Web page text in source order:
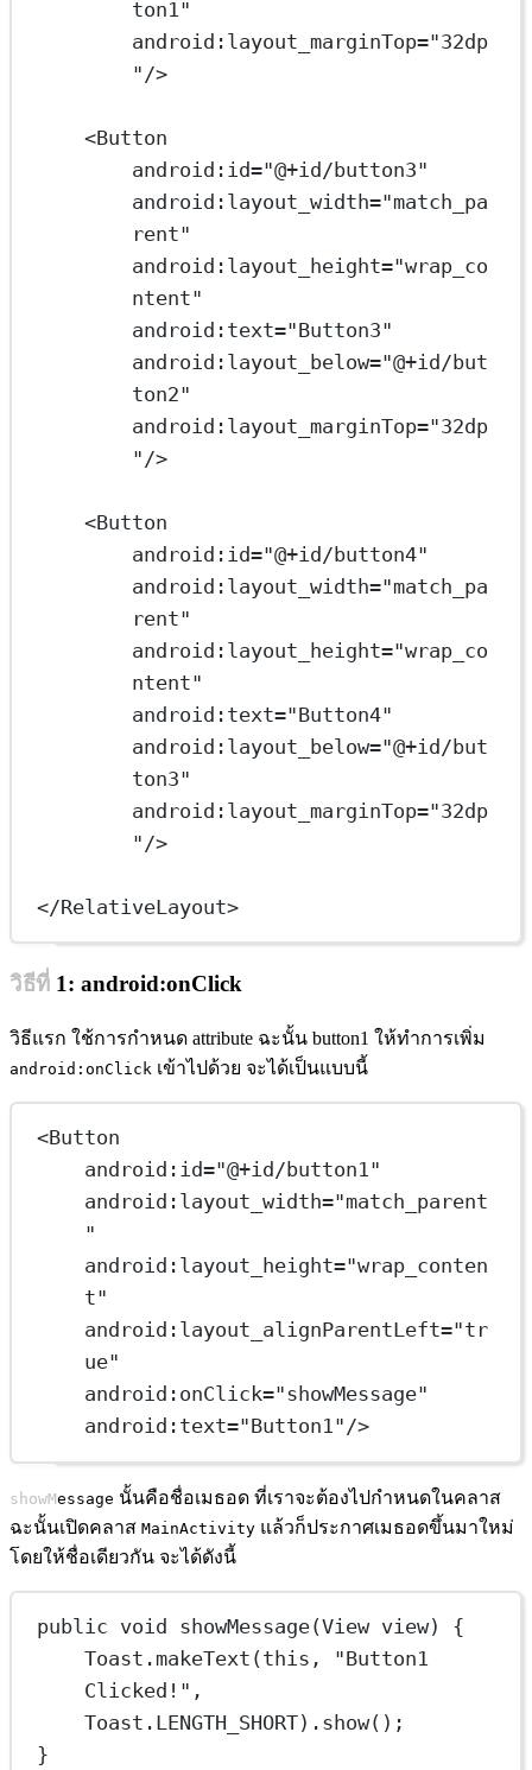
ton1"
android:layout_marginTop="32dp
" />
<Button
android:id="@+id/button3"
android:layout_width="match_pa
rent"
android:layout_height="wrap_co
ntent"
android:text="Button3"
android:layout_below="@+id/but
ton2"
android:layout_marginTop="32dp
" />
<Button
android:id="@+id/button4"
android:layout_width="match_pa
rent"
android:layout_height="wrap_co
ntent"
android:text="Button4"
android:layout_below="@+id/but
ton3"
android:layout_marginTop="32dp
" />
</RelativeLayout>
วิธีที่ 1: android:onClick
วิธีแรก ใช้การกำหนด attribute ฉะนั้น button1 ให้ทำการเพิ่ม
android:onClick เข้าไปด้วย จะได้เป็นแบบนี้
<Button
android:id="@+id/button1"
android:layout_width="match_parent
"
android:layout_height="wrap_conten
t"
android:layout_alignParentLeft="tr
ue"
android:onClick="showMessage"
android:text="Button1" />
showMessage นั้นคือชื่อเมธอด ที่เราจะต้องไปกำหนดในคลาส
ฉะนั้นเปิดคลาส MainActivity แล้วก็ประกาศเมธอดขึ้นมาใหม่
โดยให้ชื่อเดียวกัน จะได้ดังนี้
public void showMessage(View view) {
Toast.makeText(this, "Button1
Clicked!",
Toast.LENGTH_SHORT).show();
}